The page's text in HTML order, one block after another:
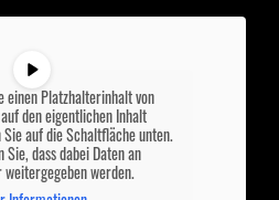
einen Platzhalterinhalt von
den eigentlichen Inhalt
auf die Schaltfläche unten.
Sie, dass dabei Daten an
werden.